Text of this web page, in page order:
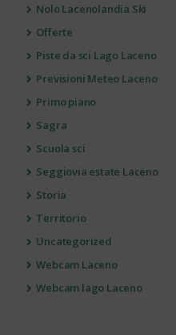
Nolo Lacenolandia Ski
Offerte
Piste da sci Lago Laceno
Previsioni Meteo Laceno
Primo piano
Sagra
Scuola sci
Seggiovia estate Laceno
Storia
Territorio
Uncategorized
Webcam Laceno
Webcam lago Laceno